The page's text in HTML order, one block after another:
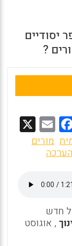
יסודיים
?
A
F
a
ce
o
o
k
E
mמורים
חדש
, אוגוסט